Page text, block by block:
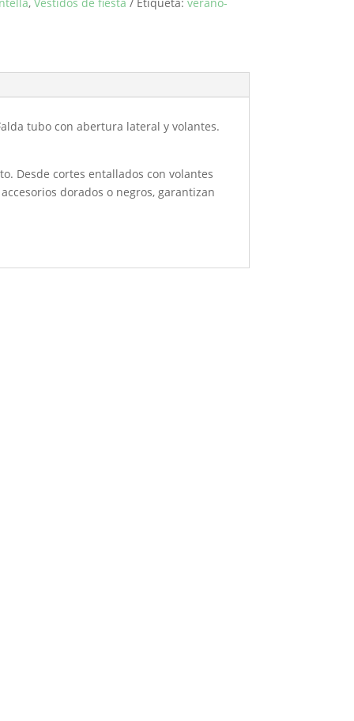
tubo con abertura lateral y volantes.
Desde cortes entallados con volantes
dorados o negros, garantizan